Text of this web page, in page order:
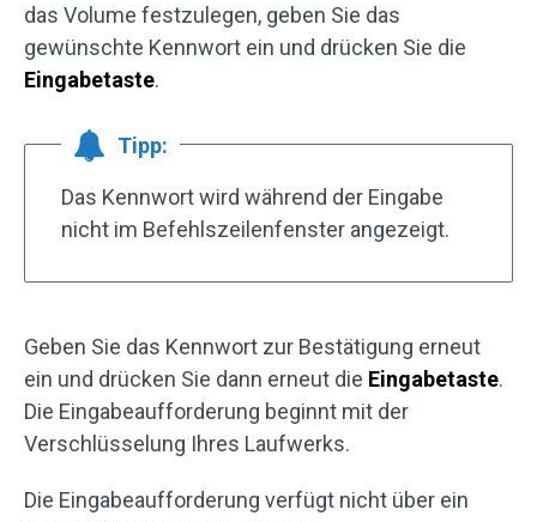
das Volume festzulegen, geben Sie das
gewünschte Kennwort ein und drücken Sie die
Eingabetaste.
Tipp:
Das Kennwort wird während der Eingabe
nicht im Befehlszeilenfenster angezeigt.
Geben Sie das Kennwort zur Bestätigung erneut
ein und drücken Sie dann erneut die Eingabetaste.
Die Eingabeaufforderung beginnt mit der
Verschlüsselung Ihres Laufwerks.
Die Eingabeaufforderung verfügt nicht über ein